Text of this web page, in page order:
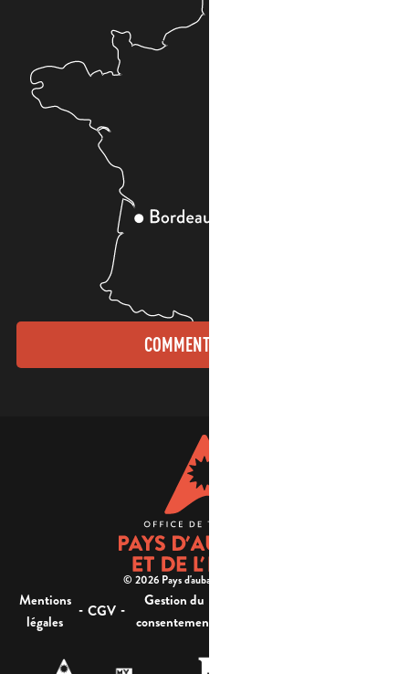
COMMENT VENIR ?
© 2026 Pays d'aubagne et de l'étoile -
Mentions
légales
- CGV -
Gestion du
consentement